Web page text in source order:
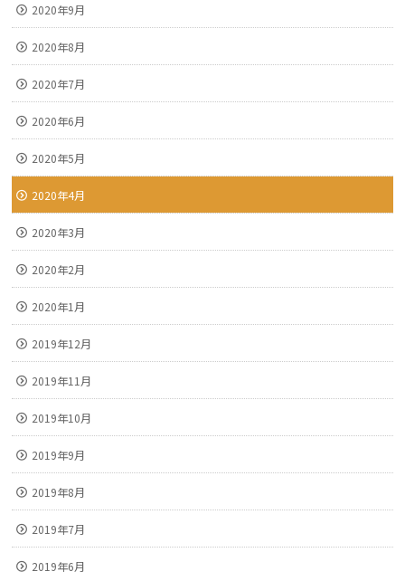
2020年9月
2020年8月
2020年7月
2020年6月
2020年5月
2020年4月
2020年3月
2020年2月
2020年1月
2019年12月
2019年11月
2019年10月
2019年9月
2019年8月
2019年7月
2019年6月